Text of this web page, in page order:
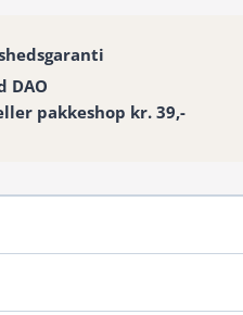
blomsterflor
i
lyserøde
DAO
pakkeshop kr. 39,-